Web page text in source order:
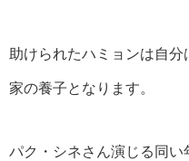
助けられたハミョンは自
家の養子となります。
パク・シネさん演じる同い